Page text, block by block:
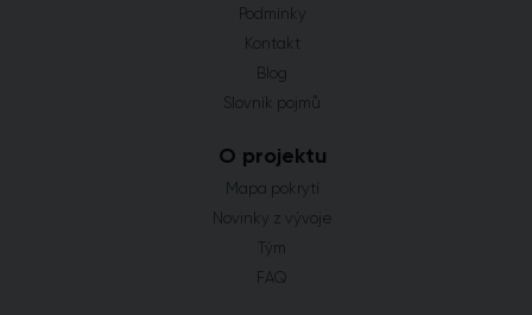
Podmínky
Kontakt
Blog
Slovník pojmů
O projektu
Mapa pokrytí
Novinky z vývoje
Tým
FAQ